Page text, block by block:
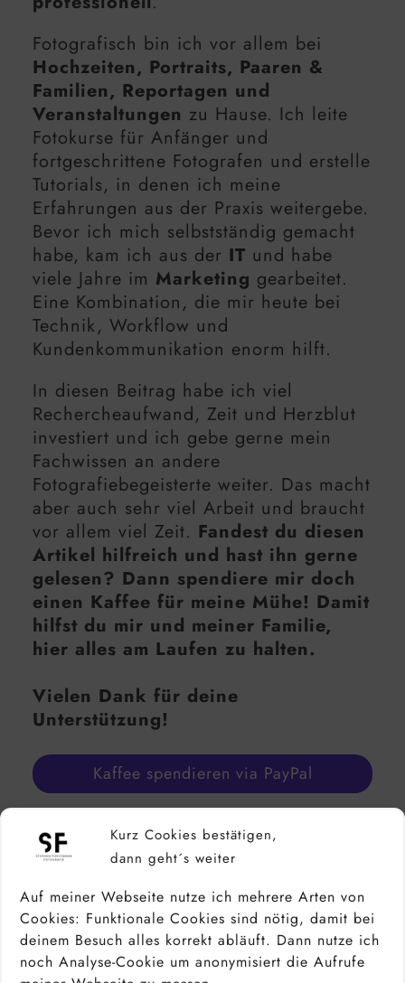
Kurz Cookies bestätigen,
dann geht´s weiter
Auf meiner Webseite nutze ich mehrere Arten von
Cookies: Funktionale Cookies sind nötig, damit bei
deinem Besuch alles korrekt abläuft. Dann nutze ich
noch Analyse-Cookie um anonymisiert die Aufrufe
Fotografisch bin ich vor allem bei
Hochzeiten, Portraits, Paaren &
Familien, Reportagen und
Veranstaltungen zu Hause. Ich leite
Fotokurse für Anfänger und
fortgeschrittene Fotografen und erstelle
Tutorials, in denen ich meine
Erfahrungen aus der Praxis weitergebe.
Bevor ich mich selbstständig gemacht
habe, kam ich aus der IT und habe
viele Jahre im Marketing gearbeitet.
Eine Kombination, die mir heute bei
Technik, Workflow und
Kundenkommunikation enorm hilft.
In diesen Beitrag habe ich viel
Rechercheaufwand, Zeit und Herzblut
investiert und ich gebe gerne mein
Fachwissen an andere
Fotografiebegeisterte weiter. Das macht
aber auch sehr viel Arbeit und braucht
vor allem viel Zeit. Fandest du diesen
Artikel hilfreich und hast ihn gerne
gelesen? Dann spendiere mir doch
einen Kaffee für meine Mühe! Damit
hilfst du mir und meiner Familie,
hier alles am Laufen zu halten.
Vielen Dank für deine
Unterstützung!
Kaffee spendieren via PayPal
Noch mehr von mir bzw. über mich
findest du in den sozialen Medien:
Facebook Instagram
Instagram
Pinterest
LinkedIn
500px
YouTube